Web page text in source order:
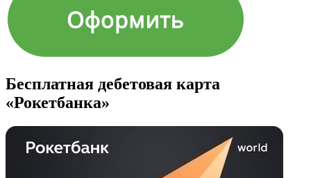
Бесплатная дебетовая карта
«Рокетбанка»